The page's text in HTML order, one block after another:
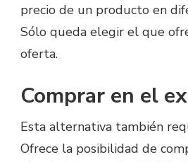
precio de un producto en
Sólo queda elegir el que
oferta.
Comprar en el
Esta alternativa también
Ofrece la posibilidad de